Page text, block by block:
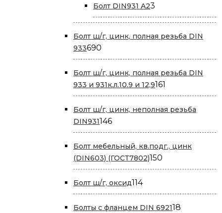
Болт DIN931 A23
товара
Болт ш/г, цинк, полная резьба DIN
933690
товаров
Болт ш/г, цинк, полная резьба DIN
933 и 931к.л.10.9 и 12,9161
товар
Болт ш/г, цинк, неполная резьба
DIN931146146
товаров
Болт мебельный, кв.подг., цинк
(DIN603) (ГОСТ7802)150
товаров
Болт ш/г, оксид114114
товаров
Болты с фланцем DIN 692118